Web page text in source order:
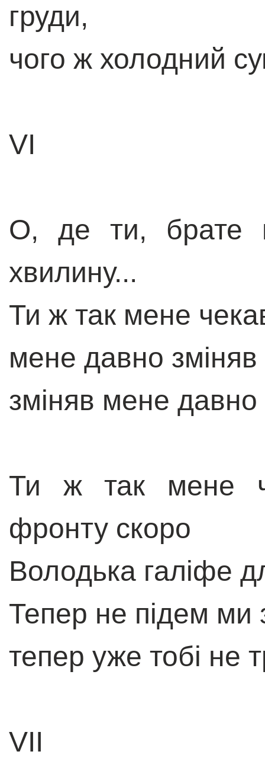
груди,
чого ж холодний
VI
О, де ти, брате
хвилину...
Ти ж так мене
мене давно
зміняв мене
Ти ж так мене
фронту скоро
Володька галіфе
Тепер не підем ми
тепер уже тобі не
VII